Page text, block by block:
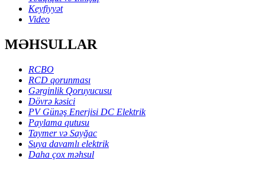
Keyfiyyət
Video
MƏHSULLAR
RCBO
RCD qorunması
Gərginlik Qoruyucusu
Dövrə kəsici
PV Günəş Enerjisi DC Elektrik
Paylama qutusu
Taymer və Sayğac
Suya davamlı elektrik
Daha çox məhsul